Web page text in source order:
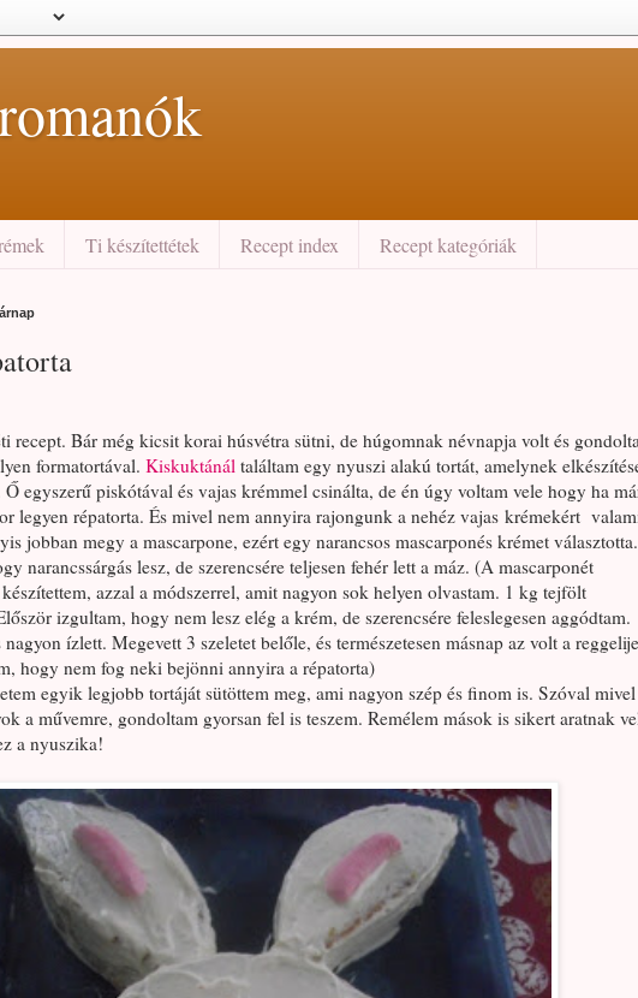
Ti készítettétek Recept index Recept kategóriák
recept. Bár még kicsit korai húsvétra sütni, de húgomnak névnapja volt és
formatortával. Kiskuktánál találtam egy nyuszi alakú tortát, amelynek
egyszerű piskótával és vajas krémmel csinálta, de én úgy voltam vele hogy ha
legyen répatorta. És mivel nem annyira rajongunk a nehéz vajas krémekért
jobban megy a mascarpone, ezért egy narancsos mascarponés krémet választotta.
narancssárgás lesz, de szerencsére teljesen fehér lett a máz. (A mascarponét
azzal a módszerrel, amit nagyon sok helyen olvastam. 1 kg tejfölt
izgultam, hogy nem lesz elég a krém, de szerencsére feleslegesen aggódtam.
ízlett. Megevett 3 szeletet belőle, és természetesen másnap az volt a
hogy nem fog neki bejönni annyira a répatorta)
egyik legjobb tortáját sütöttem meg, ami nagyon szép és finom is. Szóval mivel
a művemre, gondoltam gyorsan fel is teszem. Remélem mások is sikert aratnak
a nyuszika!